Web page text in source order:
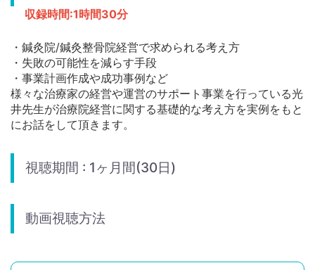
収録時間:1時間30分
・鍼灸院/鍼灸整骨院経営で求められる考え方
・失敗の可能性を減らす手段
・事業計画作成や成功事例など
様々な治療家の経営や運営のサポート事業を行っている光
井先生が治療院経営に関する基礎的な考え方を実例をもと
にお話をして頂きます。
視聴期間 : 1ヶ月間(30日)
動画視聴方法